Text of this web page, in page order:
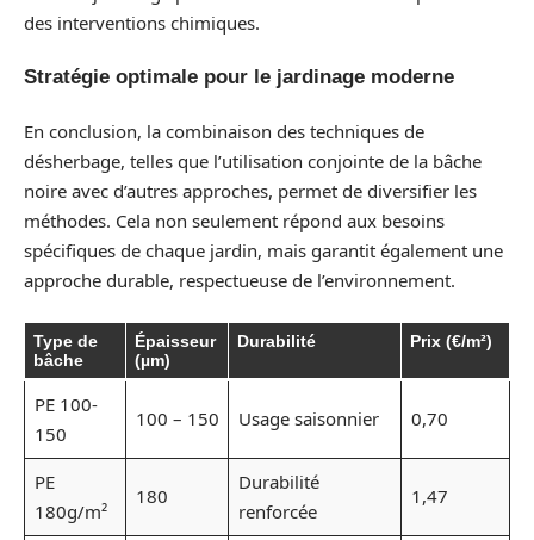
des interventions chimiques.
Stratégie optimale pour le jardinage moderne
En conclusion, la combinaison des techniques de
désherbage, telles que l’utilisation conjointe de la bâche
noire avec d’autres approches, permet de diversifier les
méthodes. Cela non seulement répond aux besoins
spécifiques de chaque jardin, mais garantit également une
approche durable, respectueuse de l’environnement.
Type de
bâche
Épaisseur
(µm)
Durabilité Prix (€/m²)
PE 100-
150
100 – 150 Usage saisonnier 0,70
PE
180g/m²
180
Durabilité
renforcée
1,47